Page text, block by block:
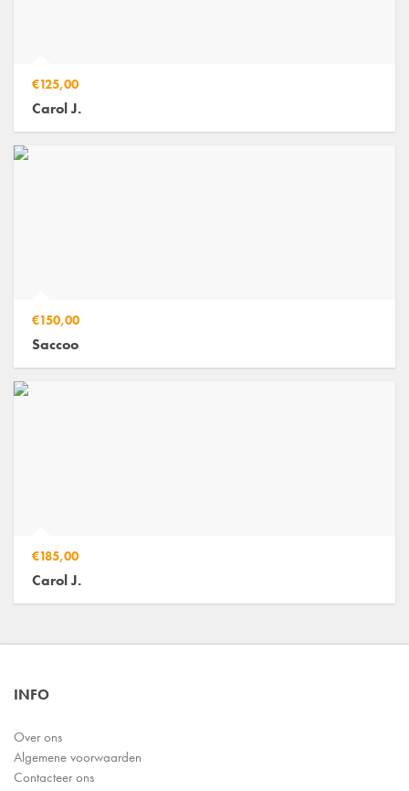
€125,00
Carol J.
€150,00
Saccoo
€185,00
Carol J.
INFO
Over ons
Algemene voorwaarden
Contacteer ons